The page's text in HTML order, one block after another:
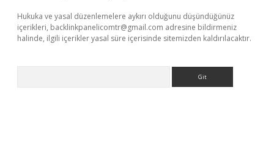
Hukuka ve yasal düzenlemelere aykırı olduğunu düşündüğünüz
içerikleri, backlinkpanelicomtr@gmail.com adresine bildirmeniz
halinde, ilgili içerikler yasal süre içerisinde sitemizden kaldırılacaktır.